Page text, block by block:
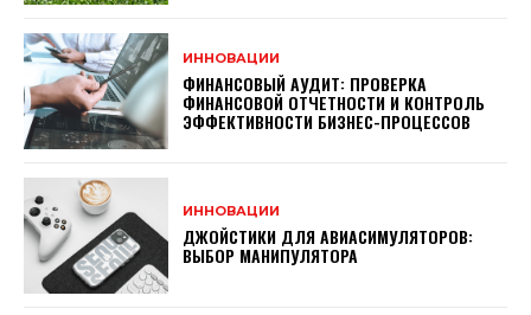
ИННОВАЦИИ
ФИНАНСОВЫЙ АУДИТ: ПРОВЕРКА
ФИНАНСОВОЙ ОТЧЕТНОСТИ И КОНТРОЛЬ
ЭФФЕКТИВНОСТИ БИЗНЕС-ПРОЦЕССОВ
ИННОВАЦИИ
ДЖОЙСТИКИ ДЛЯ АВИАСИМУЛЯТОРОВ:
ВЫБОР МАНИПУЛЯТОРА